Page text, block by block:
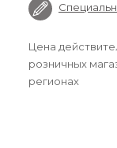
Цена
розничных
регионах